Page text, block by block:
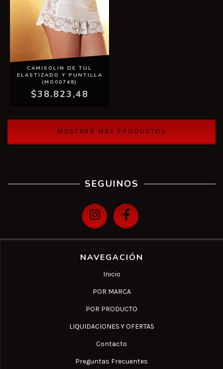
CAMISOLIN DE TUL
ELASTIZADO Y PUNTILLA
(MO00748)
$38.823,48
MOSTRAR MÁS PRODUCTOS
SEGUINOS
NAVEGACIÓN
Inicio
POR MARCA
POR PRODUCTO
LIQUIDACIONES Y OFERTAS
Contacto
Preguntas Frecuentes